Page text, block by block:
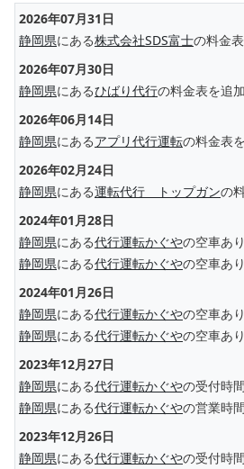
2026年07月31日
静岡県にある株式会社SDS富士の料金
2026年07月30日
静岡県にあるひばり代行の料金表を追
2026年06月14日
静岡県にあるアプリ代行運転の料金表
2026年02月24日
静岡県にある運転代行 トップガンの
2024年01月28日
静岡県にある代行運転かぐやの空車あ
静岡県にある代行運転かぐやの空車あ
2024年01月26日
静岡県にある代行運転かぐやの空車あ
静岡県にある代行運転かぐやの空車あ
2023年12月27日
静岡県にある代行運転かぐやの受付時
静岡県にある代行運転かぐやの営業時
2023年12月26日
静岡県にある代行運転かぐやの受付時